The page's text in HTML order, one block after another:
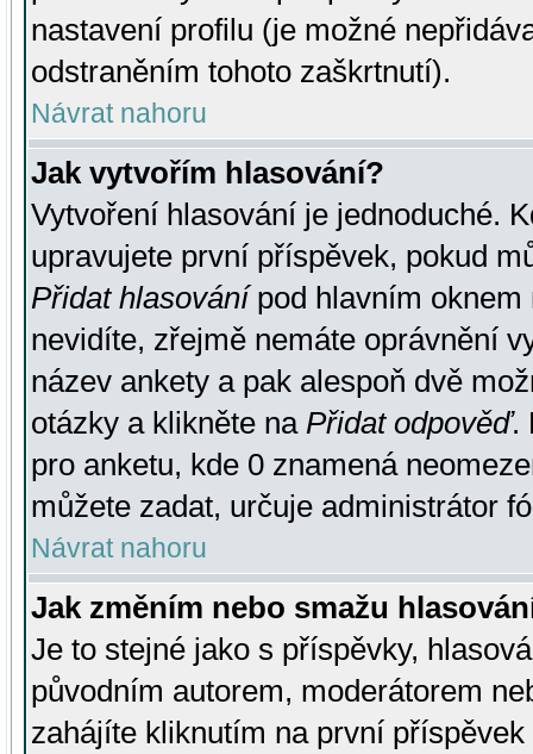
nastavení profilu (je možné
odstraněním tohoto zaškrtnutí).
Návrat nahoru
Jak vytvořím hlasování?
Vytvoření hlasování je jednoduché.
upravujete první příspěvek, pokud
Přidat hlasovánípod hlavním oknem
nevidíte, zřejmě nemáte oprávnění
název ankety a pak alespoň dvě
otázky a klikněte na Přidat odpověď.
pro anketu, kde 0 znamená
můžete zadat, určuje administrátor
Návrat nahoru
Jak změním nebo smažu
Je to stejné jako s příspěvky,
původním autorem, moderátorem
zahájíte kliknutím na první